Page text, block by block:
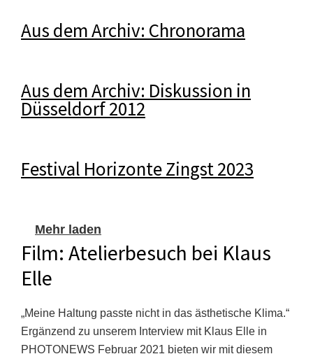
Aus dem Archiv: Chronorama
Aus dem Archiv: Diskussion in
Düsseldorf 2012
Festival Horizonte Zingst 2023
Mehr laden
Film: Atelierbesuch bei Klaus
Elle
„Meine Haltung passte nicht in das ästhetische Klima.“
Ergänzend zu unserem Interview mit Klaus Elle in
PHOTONEWS Februar 2021 bieten wir mit diesem